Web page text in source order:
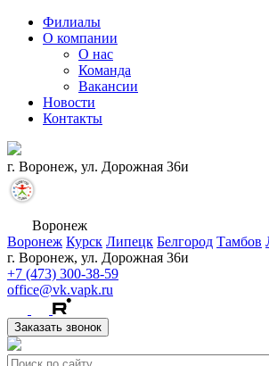
Филиалы
О компании
О нас
Команда
Вакансии
Новости
Контакты
г. Воронеж, ул. Дорожная 36и
Воронеж
Воронеж Курск Липецк Белгород Тамбов
г. Воронеж, ул. Дорожная 36и
+7 (473) 300-38-59
office@vk.vapk.ru
Заказать звонок